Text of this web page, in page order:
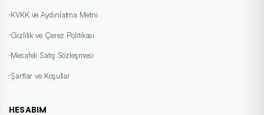
KVKK ve Aydınlatma Metni
Gizlilik ve Çerez Politikası
Mesafeli Satış Sözleşmesi
Şartlar ve Koşullar
HESABIM